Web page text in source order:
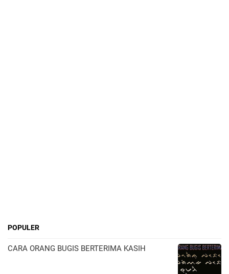
POPULER
CARA ORANG BUGIS BERTERIMA KASIH